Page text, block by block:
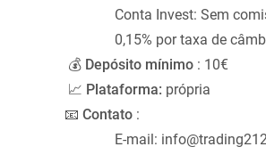
Conta Invest: Sem
0,15% por taxa de
💰 Depósito mínimo : 10€
📈 Plataforma: própria
📧 Contato :
E-mail: